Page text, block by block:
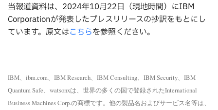
当報道資料は、2024年10月22日（現地時間）にIBM
Corporationが発表したプレスリリースの抄訳をもとにし
ています。原文はこちらを参照ください。
IBM、ibm.com、IBM Research、IBM Consulting、IBM Security、IBM
Quantum Safe、watsonxは、世界の多くの国で登録されたInternational
Business Machines Corp.の商標です。他の製品名およびサービス名等は、